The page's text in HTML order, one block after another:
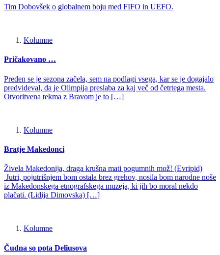
Tim Dobovšek o globalnem boju med FIFO in UEFO.
Kolumne
Pričakovano …
Preden se je sezona začela, sem na podlagi vsega, kar se je dogajalo
predvideval, da je Olimpija preslaba za kaj več od četrtega mesta.
Otvoritvena tekma z Bravom je to […]
Kolumne
Bratje Makedonci
Živela Makedonija, draga krušna mati pogumnih mož! (Evripid)
Jutri, pojutrišnjem bom ostala brez grehov, nosila bom narodne noše
iz Makedonskega etnografskega muzeja, ki jih bo moral nekdo
plačati. (Lidija Dimovska) […]
Kolumne
Čudna so pota Deliusova